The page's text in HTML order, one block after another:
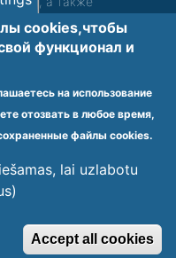
Просьба
чтобы уточнить
для лиц с
un privātuma politika
Visas tiesības
cookies,чтобы
функционал и
на использование
отозвать в любое время,
файлы cookies.
lai uzlabotu
Accept all cookies